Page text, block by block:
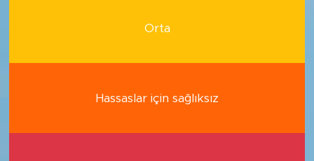
Orta
Hassaslar için sağlıksız